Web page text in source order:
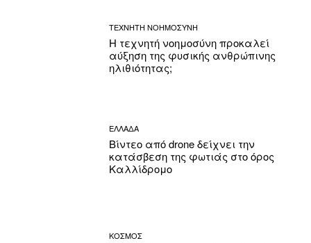
ΤΕΧΝΗΤΗ ΝΟΗΜΟΣΥΝΗ
Η τεχνητή νοημοσύνη προκαλεί
αύξηση της φυσικής ανθρώπινης
ηλιθιότητας;
ΕΛΛΑΔΑ
Βίντεο από drone δείχνει την
κατάσβεση της φωτιάς στο όρος
Καλλίδρομο
ΚΟΣΜΟΣ